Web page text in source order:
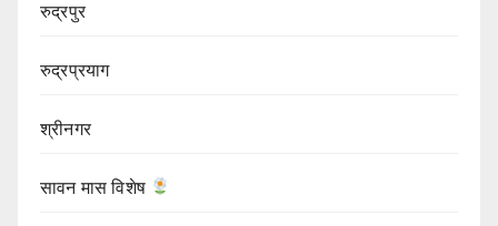
रुद्रपुर
रुद्रप्रयाग
श्रीनगर
सावन मास विशेष